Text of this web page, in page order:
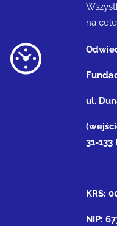
na
ul.
31-
KRS:
NIP: